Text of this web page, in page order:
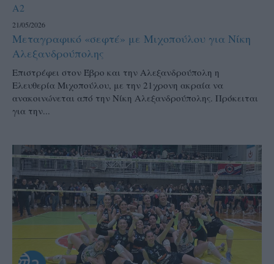
A2
21/05/2026
Μεταγραφικό «σεφτέ» με Μιχοπούλου για Νίκη
Αλεξανδρούπολης
Επιστρέφει στον Έβρο και την Αλεξανδρούπολη η
Ελευθερία Μιχοπούλου, με την 21χρονη ακραία να
ανακοινώνεται από την Νίκη Αλεξανδρούπολης. Πρόκειται
για την...